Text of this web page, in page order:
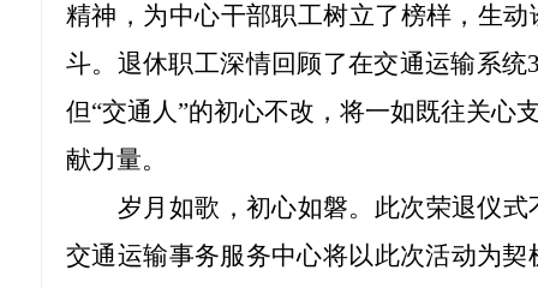
精神，为中心干部职工树立了榜样，生动
斗。退休职工深情回顾了在交通运输系
但“交通人”的初心不改，将一如既往关心
献力量。
岁月如歌，初心如磐。此次荣退仪
交通运输事务服务中心将以此次活动为